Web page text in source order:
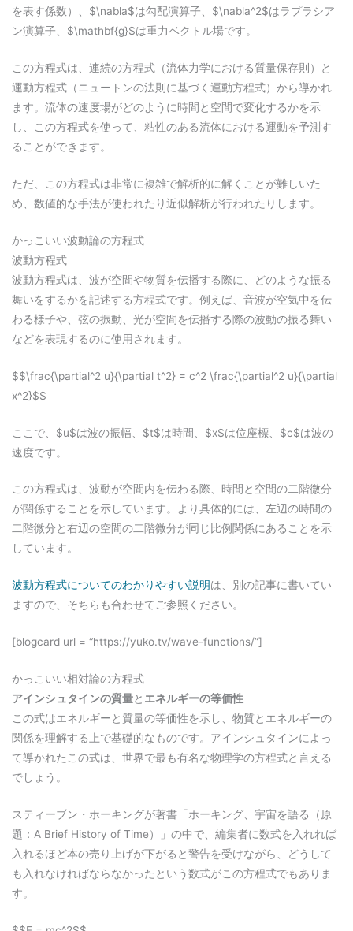
を表す係数）、$\nabla$は勾配演算子、$\nabla^2$はラプラシア
ン演算子、$\mathbf{g}$は重力ベクトル場です。
この方程式は、連続の方程式（流体力学における質量保存則）と
運動方程式（ニュートンの法則に基づく運動方程式）から導かれ
ます。流体の速度場がどのように時間と空間で変化するかを示
し、この方程式を使って、粘性のある流体における運動を予測す
ることができます。
ただ、この方程式は非常に複雑で解析的に解くことが難しいた
め、数値的な手法が使われたり近似解析が行われたりします。
かっこいい波動論の方程式
波動方程式
波動方程式は、波が空間や物質を伝播する際に、どのような振る
舞いをするかを記述する方程式です。例えば、音波が空気中を伝
わる様子や、弦の振動、光が空間を伝播する際の波動の振る舞い
などを表現するのに使用されます。
$$\frac{\partial^2 u}{\partial t^2} = c^2 \frac{\partial^2 u}{\partial
x^2}$$
ここで、$u$は波の振幅、$t$は時間、$x$は位座標、$c$は波の
速度です。
この方程式は、波動が空間内を伝わる際、時間と空間の二階微分
が関係することを示しています。より具体的には、左辺の時間の
二階微分と右辺の空間の二階微分が同じ比例関係にあることを示
しています。
波動方程式についてのわかりやすい説明は、別の記事に書いてい
ますので、そちらも合わせてご参照ください。
[blogcard url = “https://yuko.tv/wave-functions/”]
かっこいい相対論の方程式
アインシュタインの質量と エネルギーの等価性
この式はエネルギーと質量の等価性を示し、物質とエネルギーの
関係を理解する上で基礎的なものです。アインシュタインによっ
て導かれたこの式は、世界で最も有名な物理学の方程式と言える
でしょう。
スティーブン・ホーキングが著書「ホーキング、宇宙を語る（原
題：A Brief History of Time）」の中で、編集者に数式を入れれば
入れるほど本の売り上げが下がると警告を受けながら、どうして
も入れなければならなかったという数式がこの方程式でもありま
す。